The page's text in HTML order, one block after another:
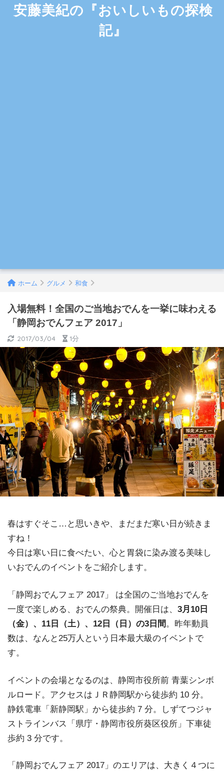
安藤美紀の『おいしいもの探検
記』
ホーム グルメ 和食
入場無料！全国のご当地おでんを一挙に味わえる
「静岡おでんフェア 2017」
2017/03/04 1分
春はすぐそこ…と思いきや、まだまだ寒い日が続きま
すね！
今日は寒い日に食べたい、心と胃袋に染み渡る美味し
いおでんのイベントをご紹介します。
「静岡おでんフェア 2017」 は全国のご当地おでんを
一度で楽しめる、おでんの祭典。開催日は、 3月10日
（金）、11日（土）、12日（日）の3日間。昨年動員
数は、なんと25万人という日本最大級のイベントで
す。
イベントの会場となるのは、静岡市役所前 青葉シンボ
ルロード。アクセスはＪＲ静岡駅から徒歩約 10 分。
静鉄電車「新静岡駅」から徒歩約 7 分。しずてつジャ
ストラインバス「県庁・静岡市役所葵区役所」下車徒
歩約 3 分です。
「静岡おでんフェア 2017」のエリアは、大きく４つに